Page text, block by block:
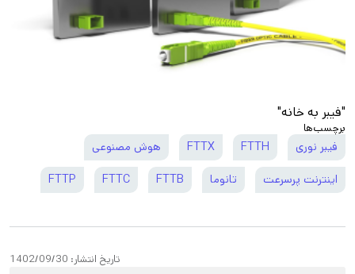
"فیبر به خانه"
برچسب‌ها
فیبر نوری FTTH
FTTX هوش مصنوعی
اینترنت پرسرعت تانوما FTTB
FTTC
FTTP
تاریخ انتشار: 1402/09/30